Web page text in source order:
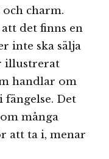
charm.
det finns en
inte ska sälja
illustrerat
handlar om
fängelse. Det
många
att ta i, menar